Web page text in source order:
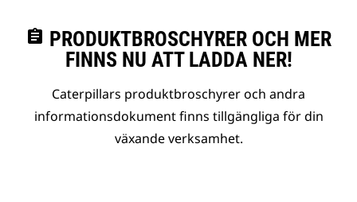
assignment PRODUKTBROSCHYRER OCH MER
FINNS NU ATT LADDA NER!
Caterpillars produktbroschyrer och andra
informationsdokument finns tillgängliga för din
växande verksamhet.